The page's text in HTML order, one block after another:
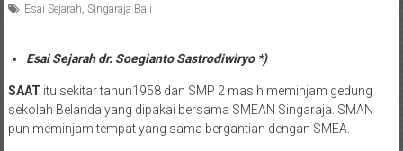
Esai Sejarah Singaraja Bali
Esai Sejarah dr. Soegianto Sastrodiwiryo *)
SAAT itu sekitar tahun1958 dan SMP 2 masih meminjam gedung
sekolah Belanda yang dipakai bersama SMEAN Singaraja. SMAN
pun meminjam tempat yang sama bergantian dengan SMEA.